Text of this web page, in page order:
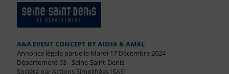
A&A EVENT CONCEPT BY AISHA & AMAL
Annonce légale parue le Mardi 17 Décembre 2024
Département 93 - Seine-Saint-Denis
Société par Actions Simplifiées (SAS)